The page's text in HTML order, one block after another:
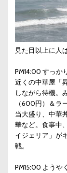
見た目以上に人
PM14:00 すっか
近くの中華屋「
しながら待機。
（600円）＆ラ
当大盛り、中華
華など。食事中
イジェリア」が
戦。
PM15:00 ようや